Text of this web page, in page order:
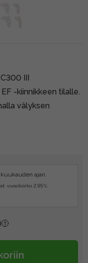
III
-kiinnikkeen tilalle.
välyksen
ajan.
vuosikorko 2.95%.